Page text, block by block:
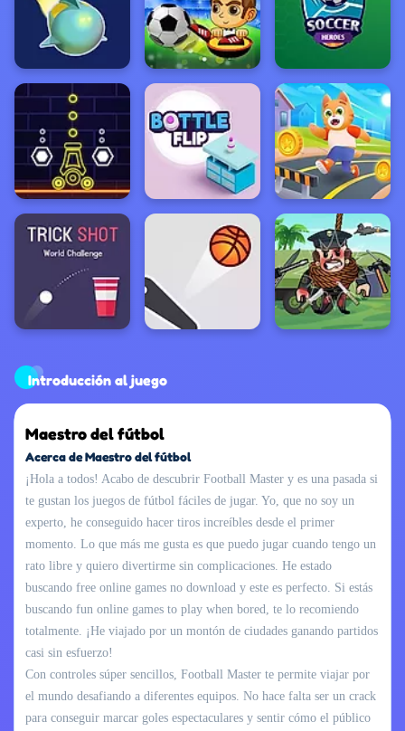
Introducción al juego
Maestro del fútbol
Acerca de Maestro del fútbol
¡Hola a todos! Acabo de descubrir Football Master y es una pasada si
te gustan los juegos de fútbol fáciles de jugar. Yo, que no soy un
experto, he conseguido hacer tiros increíbles desde el primer
momento. Lo que más me gusta es que puedo jugar cuando tengo un
rato libre y quiero divertirme sin complicaciones. He estado
buscando free online games no download y este es perfecto. Si estás
buscando fun online games to play when bored, te lo recomiendo
totalmente. ¡He viajado por un montón de ciudades ganando partidos
casi sin esfuerzo!
Con controles súper sencillos, Football Master te permite viajar por
el mundo desafiando a diferentes equipos. No hace falta ser un crack
para conseguir marcar goles espectaculares y sentir cómo el público